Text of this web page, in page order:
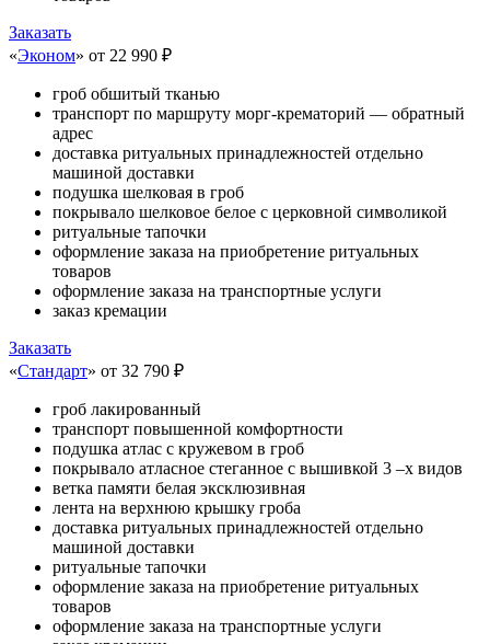
Заказать
«Эконом» от 22 990 ₽
гроб обшитый тканью
транспорт по маршруту морг-крематорий — обратный
адрес
доставка ритуальных принадлежностей отдельно
машиной доставки
подушка шелковая в гроб
покрывало шелковое белое с церковной символикой
ритуальные тапочки
оформление заказа на приобретение ритуальных
товаров
оформление заказа на транспортные услуги
заказ кремации
Заказать
«Стандарт» от 32 790 ₽
гроб лакированный
транспорт повышенной комфортности
подушка атлас с кружевом в гроб
покрывало атласное стеганное с вышивкой 3 –х видов
ветка памяти белая эксклюзивная
лента на верхнюю крышку гроба
доставка ритуальных принадлежностей отдельно
машиной доставки
ритуальные тапочки
оформление заказа на приобретение ритуальных
товаров
оформление заказа на транспортные услуги